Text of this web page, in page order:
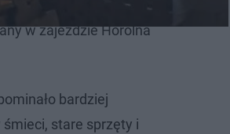
„Czorny narzeka –
w zajeździe Horolna
bardziej
stare sprzęty i